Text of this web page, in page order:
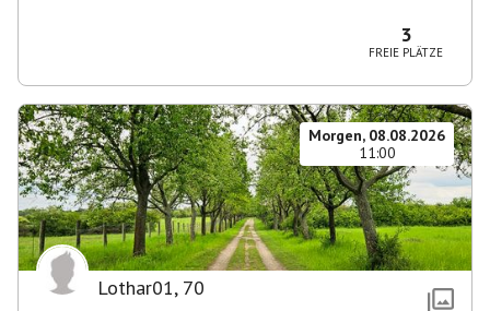
3
FREIE PLÄTZE
Morgen, 08.08.2026
11:00
Lothar01, 70